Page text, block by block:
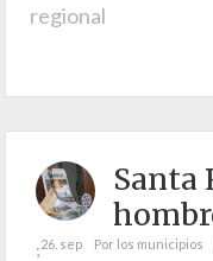
regional
Santa
;26. sep Por los municipios